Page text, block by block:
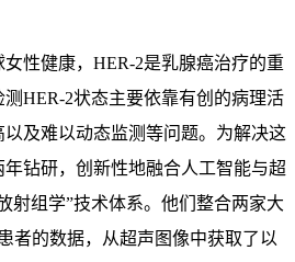
性健康， HER-2是乳腺癌治疗的重
HER-2状态主要依靠有创的病理活
及难以动态监测等问题。为解决这
钻研，创新性地融合人工智能与超
射组学”技术体系。他们整合两家大
者的数据，从超声图像中获取了以